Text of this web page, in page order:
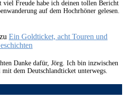
viel Freude habe ich deinen tollen Bericht
auf dem Hochrhöner gelesen.
zu Ein Goldticket, acht Touren und
Danke dafür, Jörg. Ich bin inzwischen
dem Deutschlandticket unterwegs.